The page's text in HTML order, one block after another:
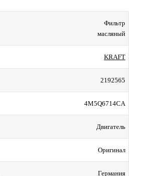
Фильтр
масляный
KRAFT
2192565
4M5Q6714CA
Двигатель
Оригинал
Германия